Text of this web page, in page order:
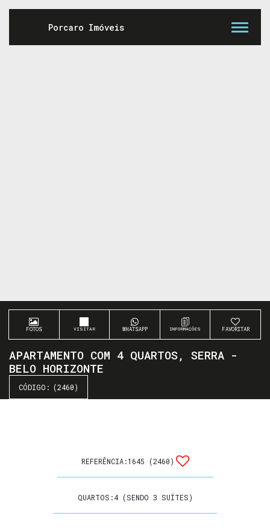
FOTOS WHATSAPP FAVORITAR
APARTAMENTO COM 4 QUARTOS, SERRA -
BELO HORIZONTE
(2460)
REFERÊNCIA:1645 (2460)
QUARTOS:4 (SENDO 3 SUÍTES)